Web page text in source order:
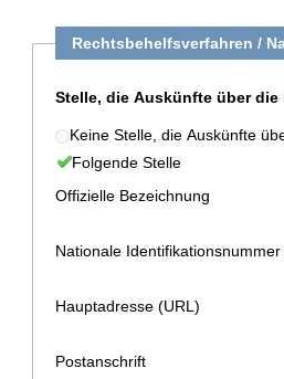
Rechtsbehelfsverfahren /
Stelle, die Auskünfte über
Keine Stelle, die Auskünfte
Folgende Stelle
Offizielle Bezeichnung
Nationale Identifikationsnummer
Hauptadresse (URL)
Postanschrift